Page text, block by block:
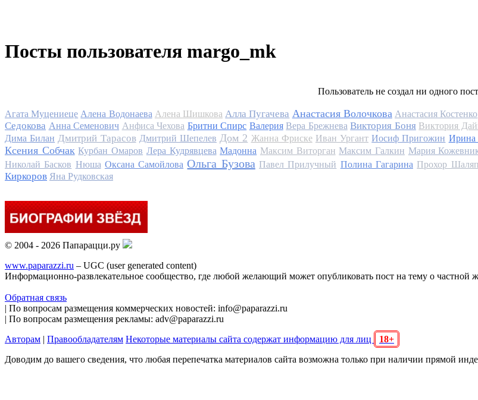
Посты пользователя margo_mk
Пользователь не создал ни одного
Агата Муцениеце Алена Водонаева Алена Шишкова Алла Пугачева Анастасия Волочкова Анастасия Костенко
Седокова Анна Семенович Анфиса Чехова Бритни Спирс Валерия Вера Брежнева Виктория Боня Виктория
Дима Билан Дмитрий Тарасов Дмитрий Шепелев Дом 2 Жанна Фриске Иван Ургант Иосиф Пригожин
Ксения Собчак Курбан Омаров Лера Кудрявцева Мадонна Максим Виторган Максим Галкин Мария
Николай Басков Нюша Оксана Самойлова Ольга Бузова Павел Прилучный Полина Гагарина Прохор
Киркоров Яна Рудковская
© 2004 - 2026 Папарацци.ру
www.paparazzi.ru – UGC (user generated content)
Информационно-развлекательное сообщество, где любой желающий может опубликовать пост на тему о
Обратная связь
| По вопросам размещения коммерческих новостей: info@paparazzi.ru
| По вопросам размещения рекламы: adv@paparazzi.ru
Авторам | Правообладателям Некоторые материалы сайта содержат информацию для лиц
18+
Доводим до вашего сведения, что любая перепечатка материалов сайта возможна только при наличии прямой